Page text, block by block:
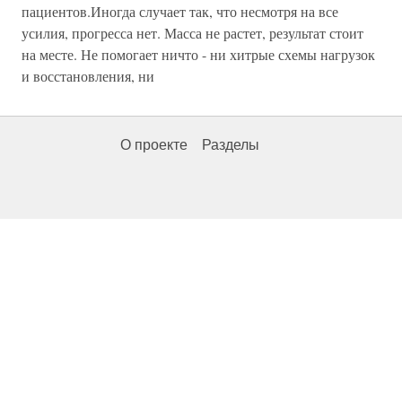
пациентов.Иногда случает так, что несмотря на все
усилия, прогресса нет. Масса не растет, результат стоит
на месте. Не помогает ничто - ни хитрые схемы нагрузок
и восстановления, ни
О проекте Разделы